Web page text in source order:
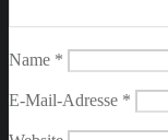
Name *
E-Mail-Adresse *